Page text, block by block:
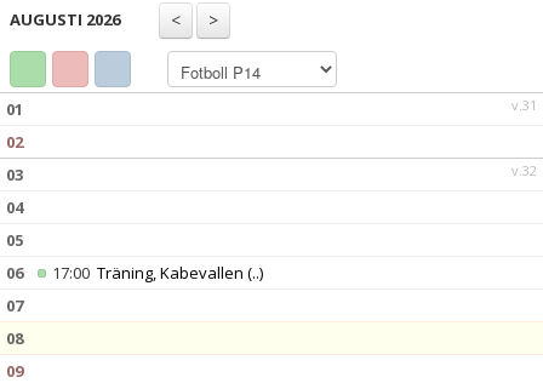
BILDGALLERI
DOKUMENT
KONTAKT
AUGUSTI 2026
v.31
01
02
v.32
03
04
05
06
17:00 Träning, Kabevallen (..)
07
08
09